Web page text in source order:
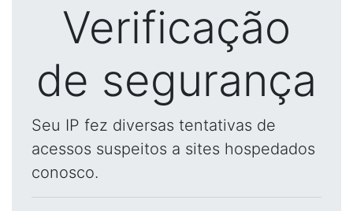
Verificação
de segurança
Seu IP fez diversas tentativas de
acessos suspeitos a sites hospedados
conosco.